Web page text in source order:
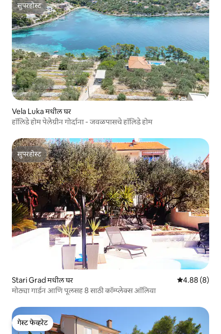
सुपरहोस्ट
सुपरहोस्ट
Vela Luka मधील घर
हॉलिडे होम पेलेग्रीन गोर्दाना - जवळपासचे हॉलिडे होम
सुपरहोस्ट
सुपरहोस्ट
Stari Grad मधील घर 5 पैकी 4.88
4.88 (8)
मोठ्या गार्डन आणि पूलसह 8 साठी कॉम्प्लेक्स ऑलिवा
गेस्ट फेव्हरेट
गेस्ट फेव्हरेट